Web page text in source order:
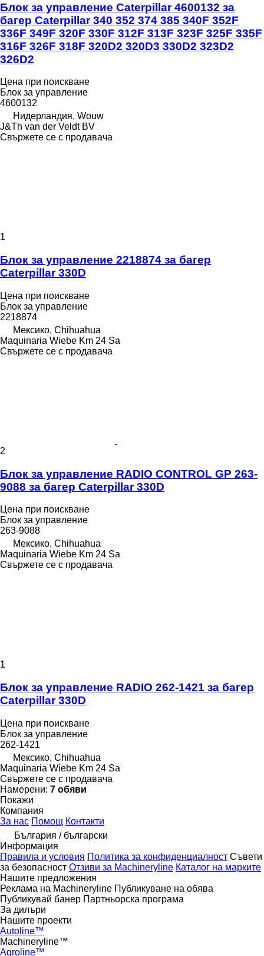
Блок за управление Caterpillar 4600132 за
багер Caterpillar 340 352 374 385 340F 352F
336F 349F 320F 330F 312F 313F 323F 325F 335F
316F 326F 318F 320D2 320D3 330D2 323D2
326D2
Цена при поискване
Блок за управление
4600132
Нидерландия, Wouw
J&Th van der Veldt BV
Свържете се с продавача
1
Блок за управление 2218874 за багер
Caterpillar 330D
Цена при поискване
Блок за управление
2218874
Мексико, Chihuahua
Maquinaria Wiebe Km 24 Sa
Свържете се с продавача
2
Блок за управление RADIO CONTROL GP 263-
9088 за багер Caterpillar 330D
Цена при поискване
Блок за управление
263-9088
Мексико, Chihuahua
Maquinaria Wiebe Km 24 Sa
Свържете се с продавача
1
Блок за управление RADIO 262-1421 за багер
Caterpillar 330D
Цена при поискване
Блок за управление
262-1421
Мексико, Chihuahua
Maquinaria Wiebe Km 24 Sa
Свържете се с продавача
Намерени: 7 обяви
Покажи
Компания
За нас Помощ Контакти
България / български
Информация
Правила и условия Политика за конфиденциалност Съвети
за безопасност Отзиви за Machineryline Каталог на марките
Нашите предложения
Реклама на Machineryline Публикуване на обява
Публикувай банер Партньорска програма
За дилъри
Нашите проекти
Autoline™
Machineryline™
Agroline™